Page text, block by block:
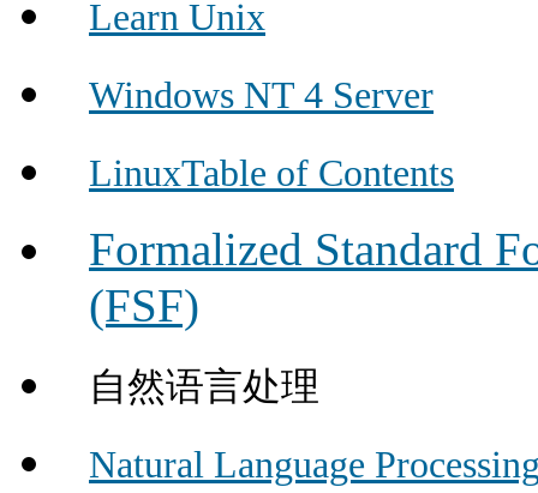
Learn Unix
Windows NT 4 Server
LinuxTable of Contents
Formalized Standard
(FSF)
自然语言处理
Natural Language